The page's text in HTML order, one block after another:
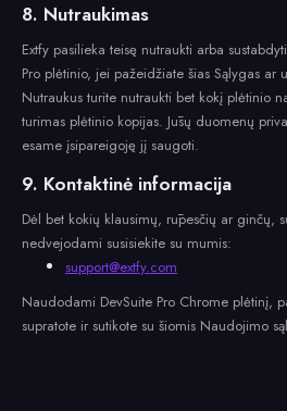
8. Nutraukimas
Extfy pasilieka teisę nutraukti arba
Pro plėtinio, jei pažeidžiate šias Sąlygas ar
Nutraukus turite nutraukti bet kokį plėtinio
turimas plėtinio kopijas. Jūsų duomenų
esame įsipareigoję jį saugoti.
9. Kontaktinė informacija
Dėl bet kokių klausimų, rūpesčių ar ginčų,
nedvejodami susisiekite su mumis:
support@extfy.com
Naudodami DevSuite Pro Chrome plėtinį,
supratote ir sutikote su šiomis Naudojimo